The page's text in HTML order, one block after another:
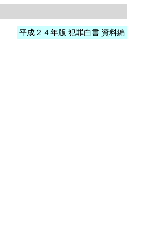
平成２４年版 犯罪白書 資料編